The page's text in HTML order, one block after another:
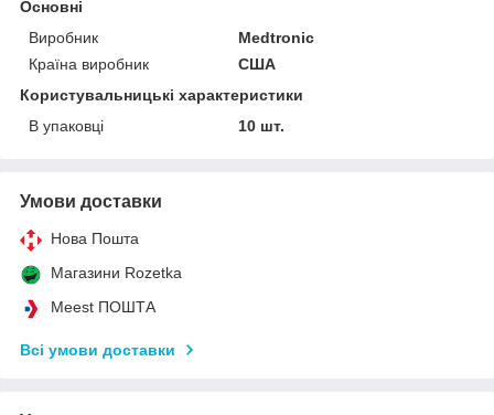
Основні
Виробник
Medtronic
Країна виробник
США
Користувальницькі характеристики
В упаковці
10 шт.
Умови доставки
Нова Пошта
Магазини Rozetka
Meest ПОШТА
Всі умови доставки